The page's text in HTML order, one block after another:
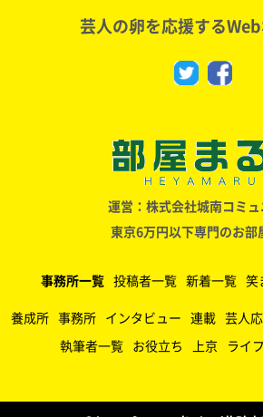
芸人の卵を応援する
運営：株式会社城南コミュ
東京6万円以下専門のお部
事務所一覧 投稿者一覧 新着一覧 笑
養成所 事務所 インタビュー 連載 芸人
執筆者一覧 お役立ち 上京 ライ